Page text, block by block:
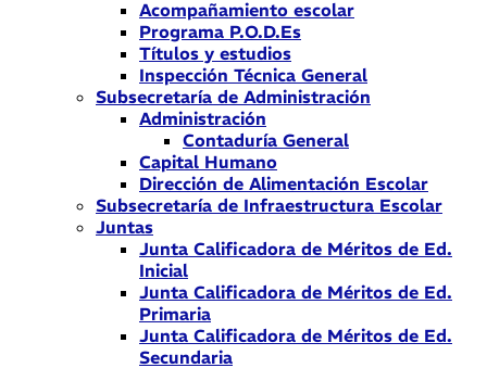
Acompañamiento escolar
Programa P.O.D.Es
Títulos y estudios
Inspección Técnica General
Subsecretaría de Administración
Administración
Contaduría General
Capital Humano
Dirección de Alimentación Escolar
Subsecretaría de Infraestructura Escolar
Juntas
Junta Calificadora de Méritos de Ed.
Inicial
Junta Calificadora de Méritos de Ed.
Primaria
Junta Calificadora de Méritos de Ed.
Secundaria